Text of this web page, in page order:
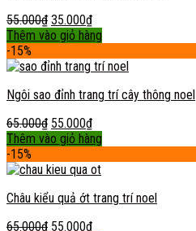
55.000₫ 35.000₫
Thêm vào giỏ hàng
-15%
Ngôi sao đỉnh trang trí cây thông noel
65.000₫ 55.000₫
Thêm vào giỏ hàng
-15%
Châu kiểu quả ớt trang trí noel
65.000₫ 55.000₫